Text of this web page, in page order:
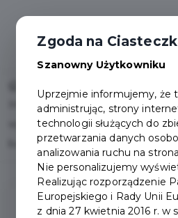
Informacja Burmistrza Pruszcza
wyłożenia projektu uchwały w
budżetu
Zgoda na
Szanowny Użytkowniku
Uprzejmie informujemy, że
administrując, strony
technologii służących do
przetwarzania danych
analizowania ruchu na
Nie personalizujemy
Realizując rozporządzenie
Europejskiego i Rady Unii
z dnia 27 kwietnia 2016 r. w